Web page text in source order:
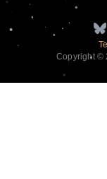
Copyright ©